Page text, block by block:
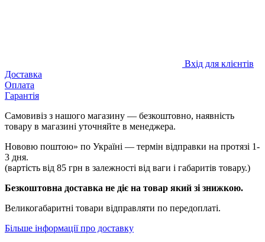
Вхід для клієнтів
Доставка
Оплата
Гарантія
Самовивіз з нашого магазину — безкоштовно, наявність
товару в магазині уточняйте в менеджера.
Нововю поштою» по Україні — термін відправки на протязі 1-
3 дня.
(вартість від 85 грн в залежності від ваги і габаритів товару.)
Безкоштовна доставка не діє на товар який зі знижкою.
Великогабаритні товари відправляти по передоплаті.
Більше інформації про доставку